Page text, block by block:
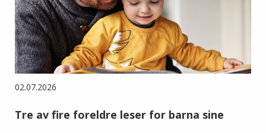
02.07.2026
Tre av fire foreldre leser for barna sine